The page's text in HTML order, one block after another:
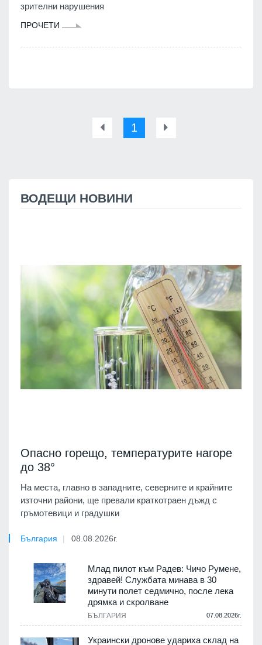
зрителни нарушения
ПРОЧЕТИ
1
ВОДЕЩИ НОВИНИ
Опасно горещо, температурите нагоре
до 38°
На места, главно в западните, северните и крайните
източни райони, ще превали краткотраен дъжд с
гръмотевици и градушки
България 08.08.2026г.
Млад пилот към Радев: Чичо Румене,
здравей! Службата минава в 30
минути полет седмично, после лека
дрямка и скролване
БЪЛГАРИЯ 07.08.2026г.
Украински дронове удариха склад на